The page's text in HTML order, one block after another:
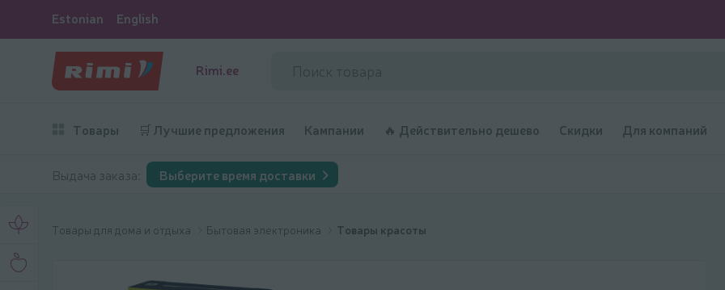
Estonian English
Rimi.ee
Товары 🛒 Лучшие предложения Кампании 🔥 Действительно дешево Скидки Для компаний
Выдача заказа: Выберите время доставки
Товары для дома и отдыха Бытовая электроника Товары красоты